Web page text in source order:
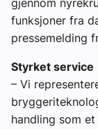
gjennom
funksjoner fra
pressemelding
Styrket service
– Vi
handling som